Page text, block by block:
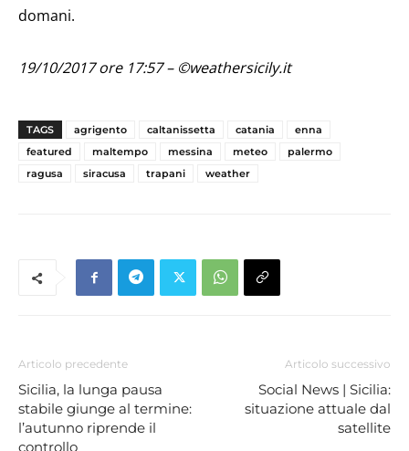
domani.
19/10/2017 ore 17:57 – ©weathersicily.it
TAGS agrigento caltanissetta catania
enna
featured
maltempo messina meteo
palermo
ragusa
siracusa trapani weather
Articolo precedente
Sicilia, la lunga pausa
stabile giunge al termine:
l’autunno riprende il
controllo
Articolo successivo
Social News | Sicilia:
situazione attuale dal
satellite